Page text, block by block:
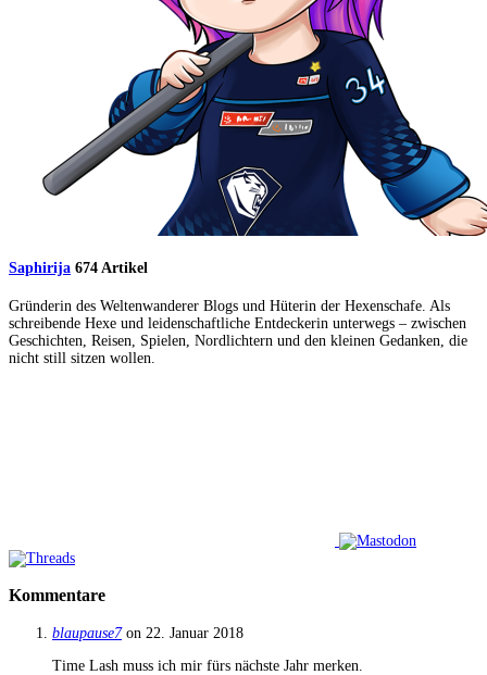
Saphirija 674 Artikel
Gründerin des Weltenwanderer Blogs und Hüterin der Hexenschafe. Als
schreibende Hexe und leidenschaftliche Entdeckerin unterwegs – zwischen
Geschichten, Reisen, Spielen, Nordlichtern und den kleinen Gedanken, die
nicht still sitzen wollen.
Kommentare
blaupause7 on 22. Januar 2018
Time Lash muss ich mir fürs nächste Jahr merken.